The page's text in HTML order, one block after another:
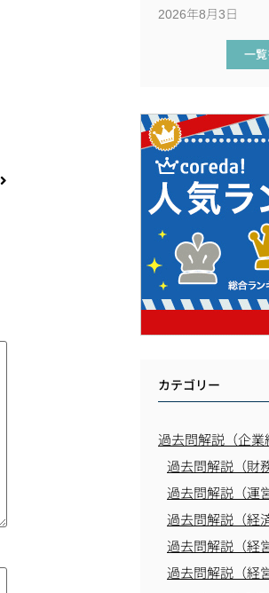
2026年8月3日
一
カテゴリー
過去問解説（企業
過去問解説（財
過去問解説（運
過去問解説（経
過去問解説（経
過去問解説（経